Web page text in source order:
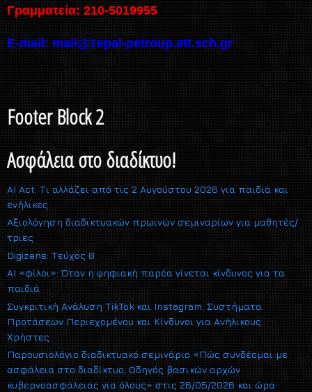
Γραμματεία: 210-5019955
E-mail: mail@1epal-petroup.att.sch.gr
Footer Block 2
Ασφάλεια στο διαδίκτυο!
AI Act: Τι αλλάζει από τις 2 Αυγούστου 2026 για παιδιά και
ενήλικες
Αξιολόγηση διαδικτυακών πρωινών σεμιναρίων για μαθητές/
τριες
Digizens: Τεύχος 8
AI «φίλοι»: Όταν η ψηφιακή παρέα γίνεται κίνδυνος για τα
παιδιά
Συγκριτική Ανάλυση TikTok και Instagram: Συστήματα
Προτάσεων Περιεχομένου και Κίνδυνοι για Ανήλικους
Χρήστες
Παρουσιολόγιο διαδικτυακό σεμινάριο «Πώς συνδέομαι με
ασφάλεια στο διαδίκτυο; Οδηγός βασικών αρχών
κυβερνοασφάλειας για όλους» στις 26/05/2026 και ώρα